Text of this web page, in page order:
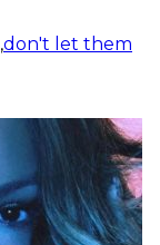
,don't let them